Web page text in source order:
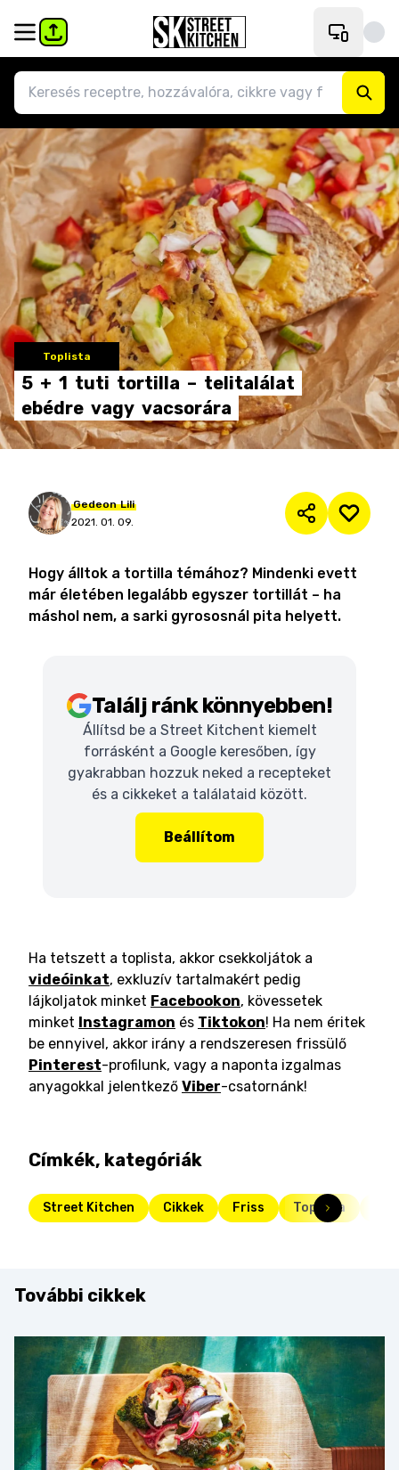
Toplista
5 + 1 tuti tortilla – telitalálat
ebédre vagy vacsorára
Gedeon Lili
2021. 01. 09.
Hogy álltok a tortilla témához? Mindenki evett
már életében legalább egyszer tortillát – ha
máshol nem, a sarki gyrososnál pita helyett.
Találj ránk könnyebben!
Állítsd be a Street Kitchent kiemelt
forrásként a Google keresőben, így
gyakrabban hozzuk neked a recepteket
és a cikkeket a találataid között.
Beállítom
Ha tetszett a toplista, akkor csekkoljátok a
videóinkat, exkluzív tartalmakért pedig
lájkoljatok minket Facebookon, kövessetek
minket Instagramon és Tiktokon! Ha nem éritek
be ennyivel, akkor irány a rendszeresen frissülő
Pinterest-profilunk, vagy a naponta izgalmas
anyagokkal jelentkező Viber-csatornánk!
Címkék, kategóriák
Street Kitchen Cikkek Friss Toplista
További cikkek